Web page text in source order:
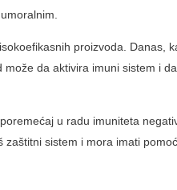
⠀
proizvoda. Danas,
da aktivira imuni sistem i
u radu imuniteta
sistem i mora imati